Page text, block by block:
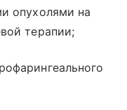
опухолями на
терапии;